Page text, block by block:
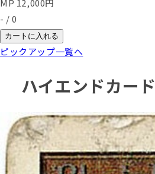
MP 12,000円
- / 0
カートに入れる
ピックアップ一覧へ
ハイエンドカード